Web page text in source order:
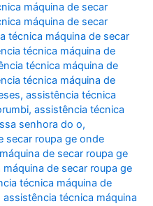
máquina de secar
máquina de secar
técnica máquina de secar
técnica máquina de
técnica máquina de
técnica máquina de
,assistência técnica
,assistência técnica
senhora do o,
secar roupa ge onde
de secar roupa ge
de secar roupa ge
técnica máquina de
assistência técnica máquina